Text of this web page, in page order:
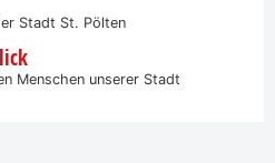
Stadt St. Pölten
Menschen unserer Stadt